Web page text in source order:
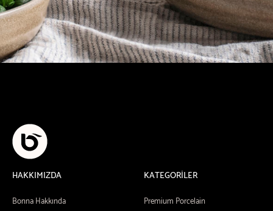
HAKKIMIZDA
Bonna Hakkında
KATEGORİLER
Premium Porcelain